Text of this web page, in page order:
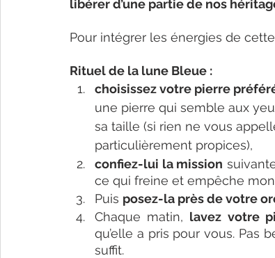
libérer d’une partie de nos
Pour intégrer les énergies de
Rituel de la lune Bleue :
choisissez votre pierre
une pierre qui semble aux
sa taille (si rien ne vous
particulièrement propices),
confiez-lui la mission
ce qui freine et empêche
Puis posez-la près de votre
Chaque matin, lavez votre
qu’elle a pris pour vous. Pas
suffit.